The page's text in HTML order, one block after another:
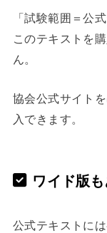
「試験範囲＝公
このテキストを
ん。
協会公式サイト
入できます。
ワイド版も
公式テキストに